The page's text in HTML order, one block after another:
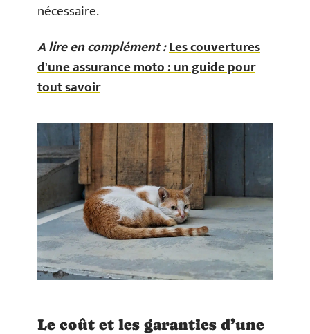
nécessaire.
A lire en complément :Les couvertures
d'une assurance moto : un guide pour
tout savoir
Le coût et les garanties d’une